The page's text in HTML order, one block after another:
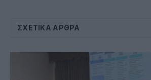
ΣΧΕΤΙΚΆ ΆΡΘΡΑ